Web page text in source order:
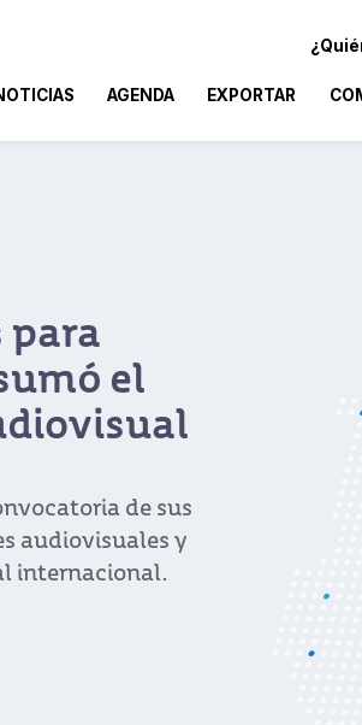
AGENDA EXPORTAR
para
el
de sus
audiovisuales y
internacional.